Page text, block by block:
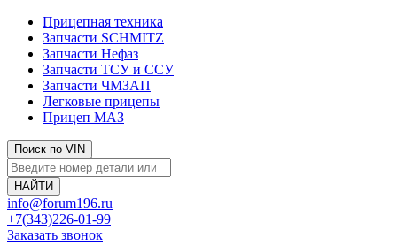
Прицепная техника
Запчасти SCHMITZ
Запчасти Нефаз
Запчасти ТСУ и ССУ
Запчасти ЧМЗАП
Легковые прицепы
Прицеп МАЗ
Поиск по VIN
info@forum196.ru
+7(343)226-01-99
Заказать звонок